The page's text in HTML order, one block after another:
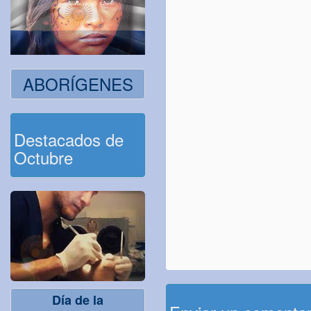
ABORÍGENES
Destacados de
Octubre
Día de la